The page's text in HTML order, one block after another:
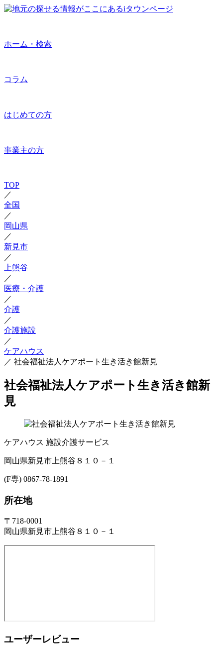
ホーム・検索
コラム
はじめての方
事業主の方
TOP
／
全国
／
岡山県
／
新見市
／
上熊谷
／
医療・介護
／
介護
／
介護施設
／
ケアハウス
／ 社会福祉法人ケアポート生き活き館新見
社会福祉法人ケアポート生き活き館新
見
ケアハウス 施設介護サービス
岡山県新見市上熊谷８１０－１
(F専) 0867-78-1891
所在地
〒718-0001
岡山県新見市上熊谷８１０－１
ユーザーレビュー